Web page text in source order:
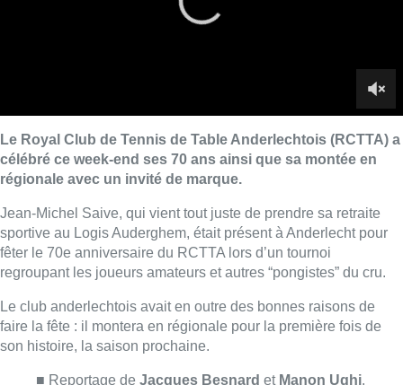
fêter le 70e anniversaire du RCTTA lors d’un tournoi
Le club anderlechtois avait en outre des bonnes raisons de
faire la fête : il montera en régionale pour la première fois de
■ Reportage deJacques BesnardetManon Ughi.
Lire aussi :
“La tactique doit être claire, c’est le
plus important”: Mark van Bommel
Diables rouges